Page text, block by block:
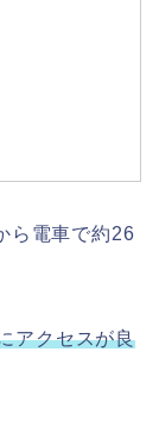
ら電車で約26
アクセスが良